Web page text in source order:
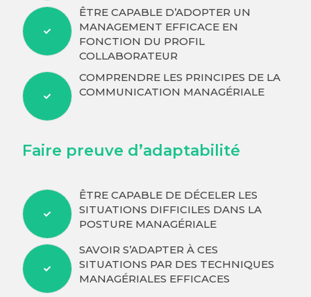
ÊTRE CAPABLE D’ADOPTER UN
MANAGEMENT EFFICACE EN
FONCTION DU PROFIL
COLLABORATEUR
COMPRENDRE LES PRINCIPES DE LA
COMMUNICATION MANAGÉRIALE
Faire preuve d’adaptabilité
ÊTRE CAPABLE DE DÉCELER LES
SITUATIONS DIFFICILES DANS LA
POSTURE MANAGÉRIALE
SAVOIR S’ADAPTER À CES
SITUATIONS PAR DES TECHNIQUES
MANAGÉRIALES EFFICACES